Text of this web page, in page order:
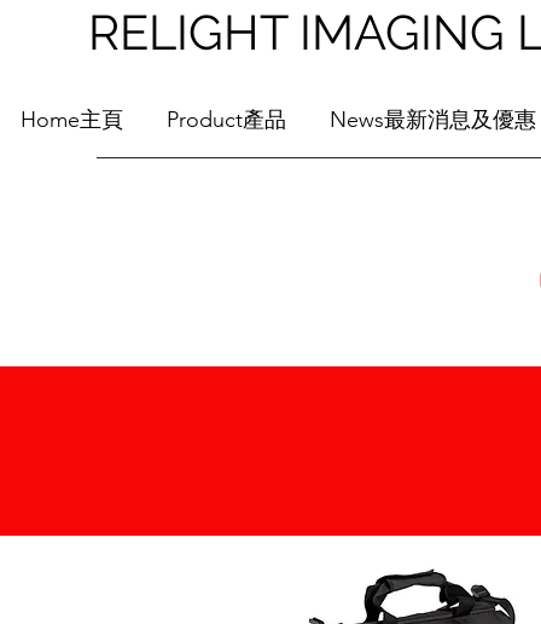
RELIGHT IMAGING
Home主頁 Product產品 News最新消息及優惠